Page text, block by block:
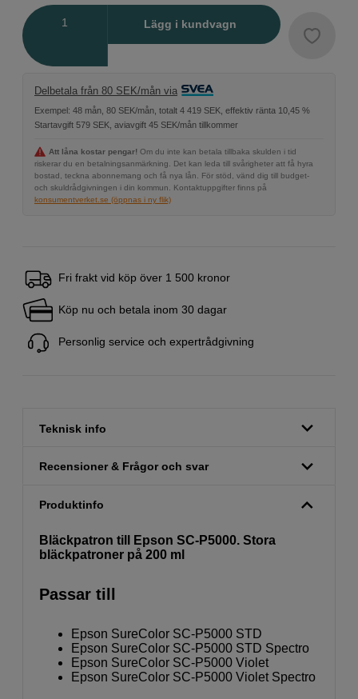
Lägg i kundvagn
Delbetala från 80 SEK/mån via
Exempel: 48 mån, 80 SEK/mån, totalt 4 419 SEK, effektiv ränta 10,45 %
Startavgift 579 SEK, aviavgift 45 SEK/mån tillkommer
Att låna kostar pengar! Om du inte kan betala tillbaka skulden i tid
riskerar du en betalningsanmärkning. Det kan leda till svårigheter att få hyra
bostad, teckna abonnemang och få nya lån. För stöd, vänd dig till budget-
och skuldrådgivningen i din kommun. Kontaktuppgifter finns på
konsumentverket.se (öppnas i ny flik)
Fri frakt vid köp över 1 500 kronor
Köp nu och betala inom 30 dagar
Personlig service och expertrådgivning
Teknisk info
Recensioner & Frågor och svar
Produktinfo
Bläckpatron till Epson SC-P5000. Stora
bläckpatroner på 200 ml
Passar till
Epson SureColor SC-P5000 STD
Epson SureColor SC-P5000 STD Spectro
Epson SureColor SC-P5000 Violet
Epson SureColor SC-P5000 Violet Spectro